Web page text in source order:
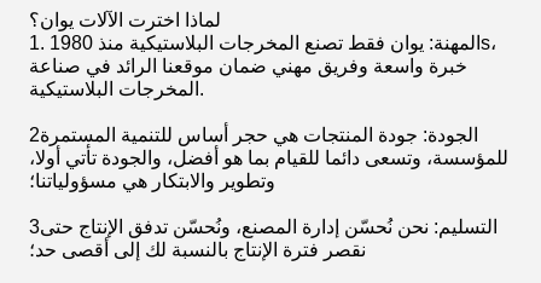
لماذا اخترت الآلات يوان؟
1. المهنة: يوان فقط تصنع المخرجات البلاستيكية منذ 1980s،
خبرة واسعة وفريق مهني ضمان موقعنا الرائد في صناعة
المخرجات البلاستيكية.
2الجودة: جودة المنتجات هي حجر أساس للتنمية المستمرة
للمؤسسة، وتسعى دائما للقيام بما هو أفضل، والجودة تأتي أولا،
وتطوير والابتكار هي مسؤولياتنا؛
3التسليم: نحن نُحسّن إدارة المصنع، ونُحسّن تدفق الإنتاج حتى
نقصر فترة الإنتاج بالنسبة لك إلى أقصى حد؛